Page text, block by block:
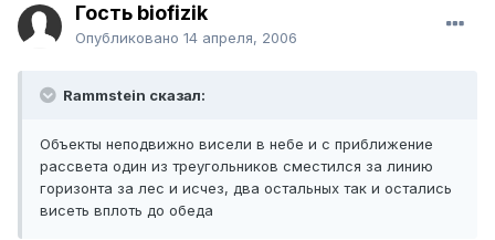
Гость biofizik
Опубликовано 14 апреля, 2006
Rammstein сказал:
Объекты неподвижно висели в небе и с приближение
рассвета один из треугольников сместился за линию
горизонта за лес и исчез, два остальных так и остались
висеть вплоть до обеда